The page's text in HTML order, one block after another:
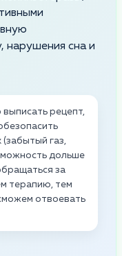
нарушения сна и
рецепт,
газ,
дольше
за
терапию, тем
отвоевать